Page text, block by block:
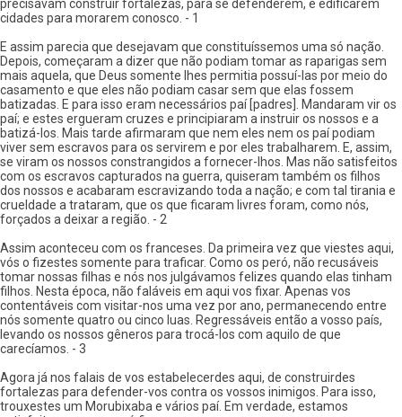
precisavam construir fortalezas, para se defenderem, e edificarem
cidades para morarem conosco. - 1
E assim parecia que desejavam que constituíssemos uma só nação.
Depois, começaram a dizer que não podiam tomar as raparigas sem
mais aquela, que Deus somente lhes permitia possuí-las por meio do
casamento e que eles não podiam casar sem que elas fossem
batizadas. E para isso eram necessários paí [padres]. Mandaram vir os
paí; e estes ergueram cruzes e principiaram a instruir os nossos e a
batizá-los. Mais tarde afirmaram que nem eles nem os paí podiam
viver sem escravos para os servirem e por eles trabalharem. E, assim,
se viram os nossos constrangidos a fornecer-lhos. Mas não satisfeitos
com os escravos capturados na guerra, quiseram também os filhos
dos nossos e acabaram escravizando toda a nação; e com tal tirania e
crueldade a trataram, que os que ficaram livres foram, como nós,
forçados a deixar a região. - 2
Assim aconteceu com os franceses. Da primeira vez que viestes aqui,
vós o fizestes somente para traficar. Como os peró, não recusáveis
tomar nossas filhas e nós nos julgávamos felizes quando elas tinham
filhos. Nesta época, não faláveis em aqui vos fixar. Apenas vos
contentáveis com visitar-nos uma vez por ano, permanecendo entre
nós somente quatro ou cinco luas. Regressáveis então a vosso país,
levando os nossos gêneros para trocá-los com aquilo de que
carecíamos. - 3
Agora já nos falais de vos estabelecerdes aqui, de construirdes
fortalezas para defender-vos contra os vossos inimigos. Para isso,
trouxestes um Morubixaba e vários paí. Em verdade, estamos